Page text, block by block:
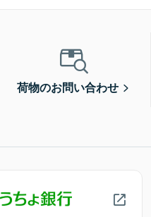
荷物のお問い合わせ